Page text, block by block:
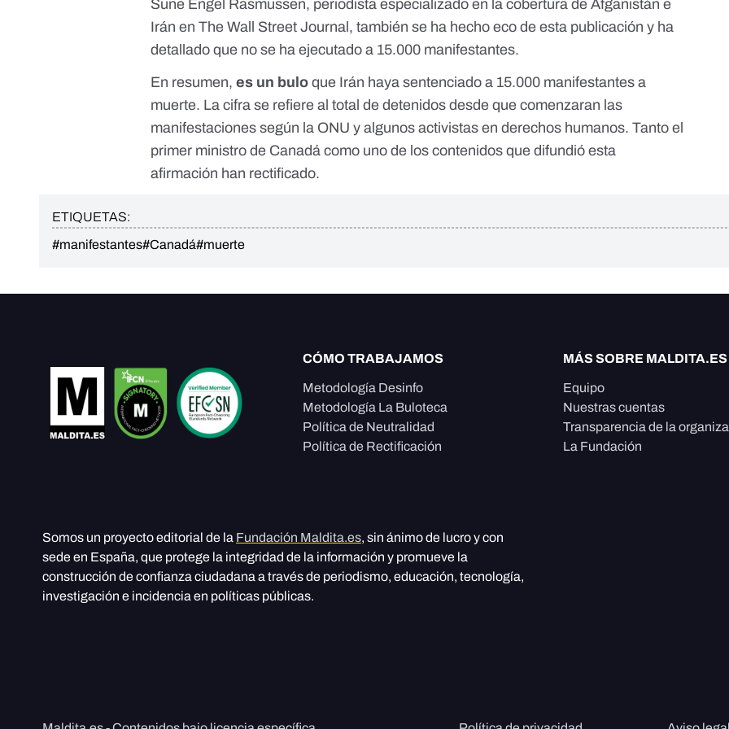
Sune Engel Rasmussen, periodista especializado en la cobertura de Afganistán e
Irán en The Wall Street Journal,también se ha hecho eco de esta publicación y ha
detallado que no se ha ejecutado a 15.000 manifestantes.
En resumen, es un bulo que Irán haya sentenciado a 15.000 manifestantes a
muerte. La cifra se refiere al total de detenidos desde que comenzaran las
manifestaciones según la ONUyalgunos activistas en derechos humanos. Tanto el
primer ministro de Canadá como uno de los contenidos que difundió esta
afirmación han rectificado.
ETIQUETAS:
#manifestantes#Canadá#muerte
CÓMO TRABAJAMOS
Metodología Desinfo
Metodología La Buloteca
Política de Neutralidad
Política de Rectificación
MÁS SOBRE MALDITA.ES
Equipo
Nuestras cuentas
Transparencia de la
La Fundación
Somos un proyecto editorial de la Fundación Maldita.es, sin ánimo de lucro y con
sede en España, que protege la integridad de la información y promueve la
construcción de confianza ciudadana a través de periodismo, educación, tecnología,
investigación e incidencia en políticas públicas.